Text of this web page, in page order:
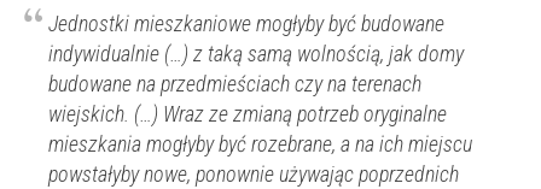
Jednostki mieszkaniowe mogłyby być budowane
indywidualnie (…) z taką samą wolnością, jak domy
budowane na przedmieściach czy na terenach
wiejskich. (…) Wraz ze zmianą potrzeb oryginalne
mieszkania mogłyby być rozebrane, a na ich miejscu
powstałyby nowe, ponownie używając poprzednich